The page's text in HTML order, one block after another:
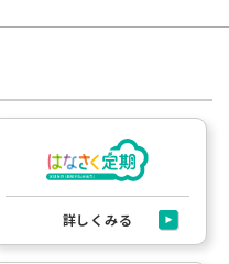
詳しくみる